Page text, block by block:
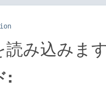
読み込みま
: